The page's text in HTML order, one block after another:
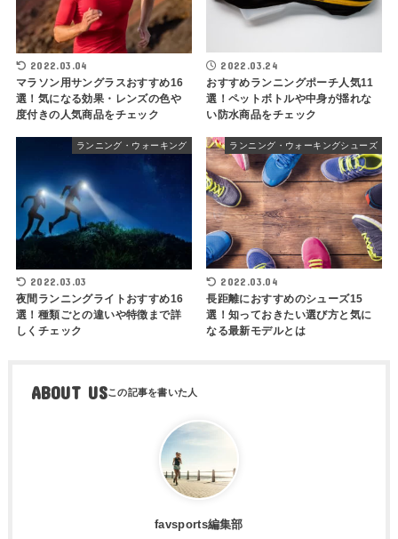
2022.03.04
マラソン用サングラスおすすめ16
選！気になる効果・レンズの色や
度付きの人気商品をチェック
2022.03.24
おすすめランニングポーチ人気11
選！ペットボトルや中身が揺れな
い防水商品をチェック
ランニング・ウォーキング
2022.03.03
夜間ランニングライトおすすめ16
選！種類ごとの違いや特徴まで詳
しくチェック
ランニング・ウォーキングシューズ
2022.03.04
長距離におすすめのシューズ15
選！知っておきたい選び方と気に
なる最新モデルとは
ABOUT US
favsports編集部